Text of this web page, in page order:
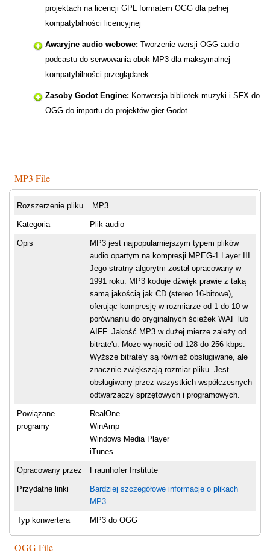
projektach na licencji GPL formatem OGG dla pełnej
kompatybilności licencyjnej
Awaryjne audio webowe: Tworzenie wersji OGG audio
podcastu do serwowania obok MP3 dla maksymalnej
kompatybilności przeglądarek
Zasoby Godot Engine: Konwersja bibliotek muzyki i SFX do
OGG do importu do projektów gier Godot
MP3 File
Rozszerzenie pliku .MP3
Kategoria Plik audio
Opis
MP3 jest najpopularniejszym typem plików
audio opartym na kompresji MPEG-1 Layer III.
Jego stratny algorytm został opracowany w
1991 roku. MP3 koduje dźwięk prawie z taką
samą jakością jak CD (stereo 16-bitowe),
oferując kompresję w rozmiarze od 1 do 10 w
porównaniu do oryginalnych ścieżek WAF lub
AIFF. Jakość MP3 w dużej mierze zależy od
bitrate'u. Może wynosić od 128 do 256 kbps.
Wyższe bitrate'y są również obsługiwane, ale
znacznie zwiększają rozmiar pliku. Jest
obsługiwany przez wszystkich współczesnych
odtwarzaczy sprzętowych i programowych.
Powiązane
programy
RealOne
WinAmp
Windows Media Player
iTunes
Opracowany przez Fraunhofer Institute
Przydatne linki
Bardziej szczegółowe informacje o plikach
MP3
Typ konwertera MP3 do OGG
OGG File